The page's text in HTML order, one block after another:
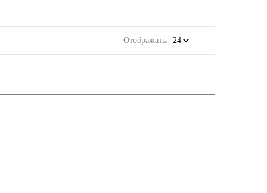
Отображать: